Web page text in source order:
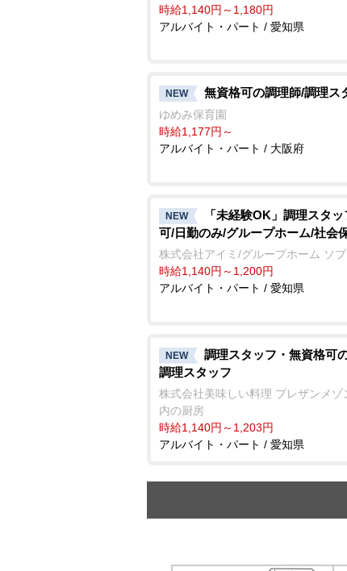
時給1,140円～1,180円
アルバイト・パート / 愛知県
NEW 無資格可の調理師/調理ス
ゆめみ保育園
時給1,177円～
アルバイト・パート / 大阪府
NEW
「未経験OK」調理スタ
可/日勤のみ/グループホーム/社会
株式会社アイミ/グループホーム ソ
時給1,140円～1,200円
アルバイト・パート / 愛知県
NEW
調理スタッフ・無資格可
調理スタッフ
株式会社美味しい料理 プレザンメゾ
内の厨房
時給1,140円～1,203円
アルバイト・パート / 愛知県